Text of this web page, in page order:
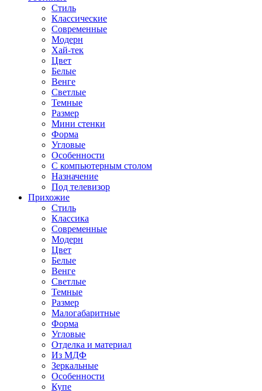
Стиль
Классические
Современные
Модерн
Хай-тек
Цвет
Белые
Венге
Светлые
Темные
Размер
Мини стенки
Форма
Угловые
Особенности
С компьютерным столом
Назначение
Под телевизор
Прихожие
Стиль
Классика
Современные
Модерн
Цвет
Белые
Венге
Светлые
Темные
Размер
Малогабаритные
Форма
Угловые
Отделка и материал
Из МДФ
Зеркальные
Особенности
Купе